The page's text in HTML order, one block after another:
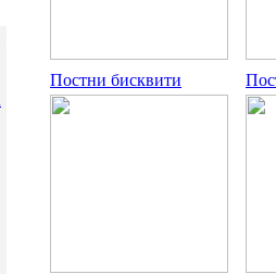
Постни бисквити